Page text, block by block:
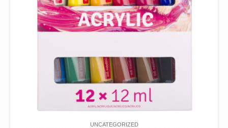
UNCATEGORIZED